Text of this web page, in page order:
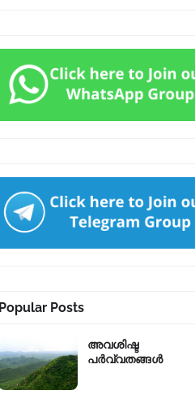
Popular Posts
അവശിഷ്ട
പർവ്വതങ്ങൾ